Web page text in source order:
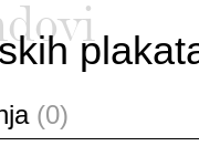
(0)